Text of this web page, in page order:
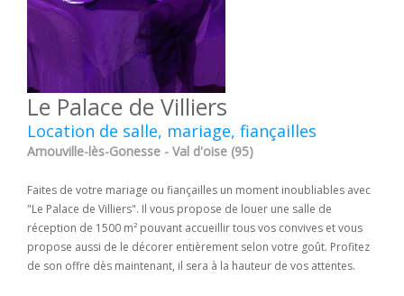
Le Palace de Villiers
Location de salle, mariage, fiançailles
Arnouville-lès-Gonesse - Val d'oise (95)
Faites de votre mariage ou fiançailles un moment inoubliables avec
"Le Palace de Villiers". Il vous propose de louer une salle de
réception de 1500 m² pouvant accueillir tous vos convives et vous
propose aussi de le décorer entièrement selon votre goût. Profitez
de son offre dès maintenant, il sera à la hauteur de vos attentes.